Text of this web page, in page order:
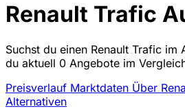
Renault Trafic
Suchst du einen Renault Trafic im
du aktuell 0 Angebote im
Preisverlauf Marktdaten Über
Alternativen